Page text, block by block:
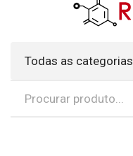
Todas as categorias